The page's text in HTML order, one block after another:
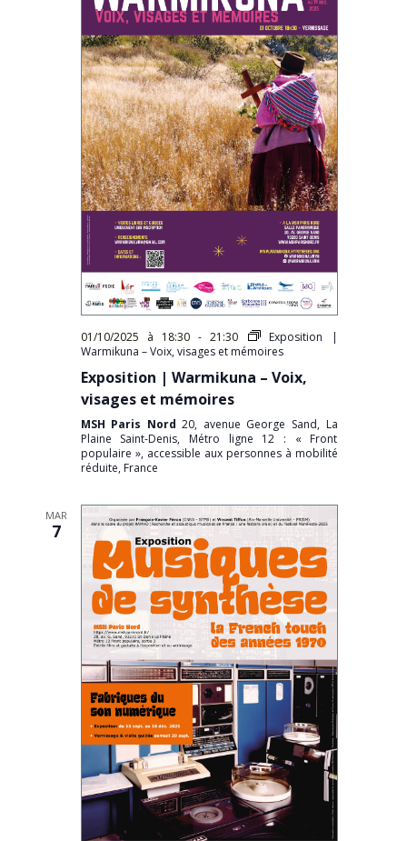
01/10/2025 à 18:30-21:30
Exposition |
Warmikuna – Voix, visages et mémoires
Exposition | Warmikuna – Voix,
visages et mémoires
MSH Paris Nord20, avenue George Sand, La
Plaine Saint-Denis, Métro ligne 12 : « Front
populaire », accessible aux personnes à mobilité
réduite, France
MAR
7